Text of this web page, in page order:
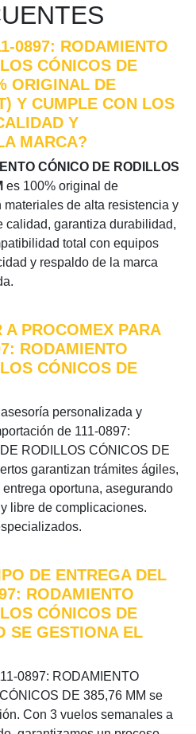
0897: RODAMIENTO
CÓNICOS DE
ORIGINAL DE
Y CUMPLE CON LOS
Y
MARCA?
CÓNICO DE RODILLOS
es 100% original de
de alta resistencia y
calidad, garantiza durabilidad,
total con equipos
y respaldo de la marca
PROCOMEX PARA
RODAMIENTO
CÓNICOS DE
personalizada y
de 111-0897:
RODILLOS CÓNICOS DE
garantizan trámites ágiles,
oportuna, asegurando
libre de complicaciones.
DE ENTREGA DEL
RODAMIENTO
CÓNICOS DE
SE GESTIONA EL
0897: RODAMIENTO
DE 385,76 MM se
Con 3 vuelos semanales a